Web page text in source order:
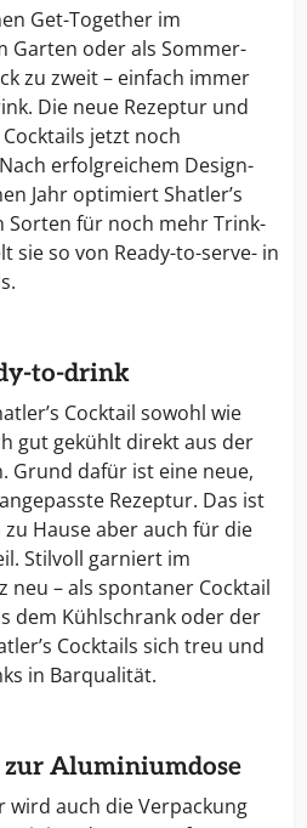
Get-Together im
Garten oder als Sommer-
zu zweit – einfach immer
Die neue Rezeptur und
jetzt noch
erfolgreichem Design-
Jahr optimiert Shatler’s
Sorten für noch mehr Trink-
sie so von Ready-to-serve- in
to-drink
Cocktail sowohl wie
gut gekühlt direkt aus der
Grund dafür ist eine neue,
Rezeptur. Das ist
Hause aber auch für die
Stilvoll garniert im
neu – als spontaner Cocktail
dem Kühlschrank oder der
Cocktails sich treu und
in Barqualität.
zur Aluminiumdose
wird auch die Verpackung